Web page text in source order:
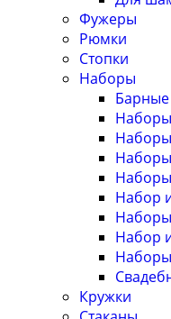
Фужеры
Рюмки
Стопки
Наборы
Барные
Набор
Набор
Кружки